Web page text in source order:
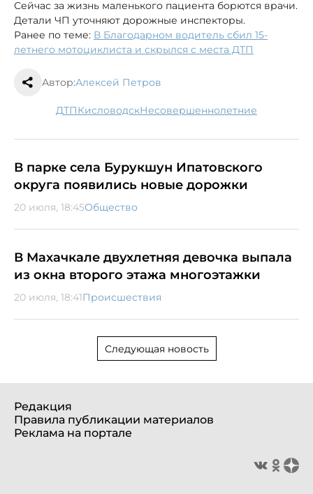
Сейчас за жизнь маленького пациента борются врачи.
Детали ЧП уточняют дорожные инспекторы.
Ранее по теме: В Благодарном водитель сбил 15-
летнего мотоциклиста и скрылся с места ДТП
Автор:Алексей Петров
ДТП Кисловодск несовершеннолетние
В парке села Бурукшун Ипатовского
округа появились новые дорожки
20 июля, 18:45Общество
В Махачкале двухлетняя девочка выпала
из окна второго этажа многоэтажки
20 июля, 18:41Происшествия
Следующая новость
Редакция
Правила публикации материалов
Реклама на портале